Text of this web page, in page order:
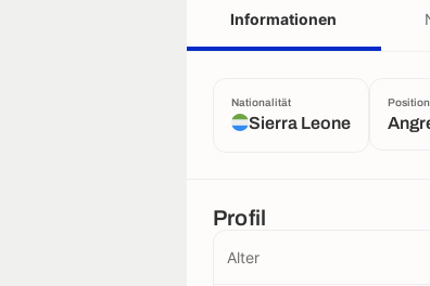
Informationen
Nationalität
Sierra Leone
Position
Profil
Alter